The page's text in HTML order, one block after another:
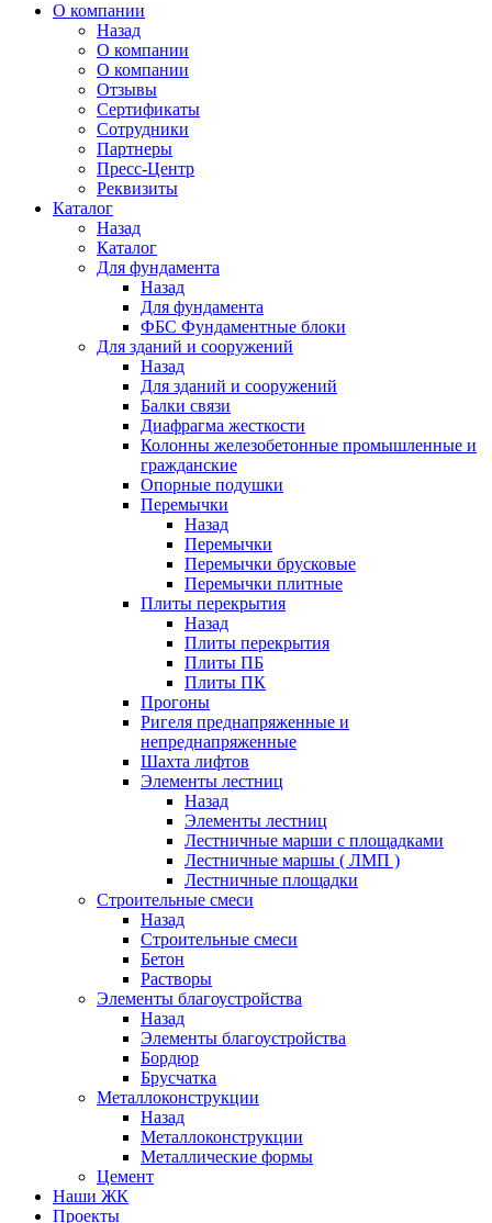
О компании
Назад
О компании
О компании
Отзывы
Сертификаты
Сотрудники
Партнеры
Пресс-Центр
Реквизиты
Каталог
Назад
Каталог
Для фундамента
Назад
Для фундамента
ФБС Фундаментные блоки
Для зданий и сооружений
Назад
Для зданий и сооружений
Балки связи
Диафрагма жесткости
Колонны железобетонные промышленные и
гражданские
Опорные подушки
Перемычки
Назад
Перемычки
Перемычки брусковые
Перемычки плитные
Плиты перекрытия
Назад
Плиты перекрытия
Плиты ПБ
Плиты ПК
Прогоны
Ригеля преднапряженные и
непреднапряженные
Шахта лифтов
Элементы лестниц
Назад
Элементы лестниц
Лестничные марши с площадками
Лестничные маршы ( ЛМП )
Лестничные площадки
Строительные смеси
Назад
Строительные смеси
Бетон
Растворы
Элементы благоустройства
Назад
Элементы благоустройства
Бордюр
Брусчатка
Металлоконструкции
Назад
Металлоконструкции
Металлические формы
Цемент
Наши ЖК
Проекты